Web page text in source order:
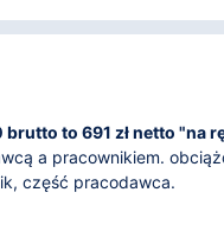
to 691 zł netto "na
a pracownikiem.
część pracodawca.